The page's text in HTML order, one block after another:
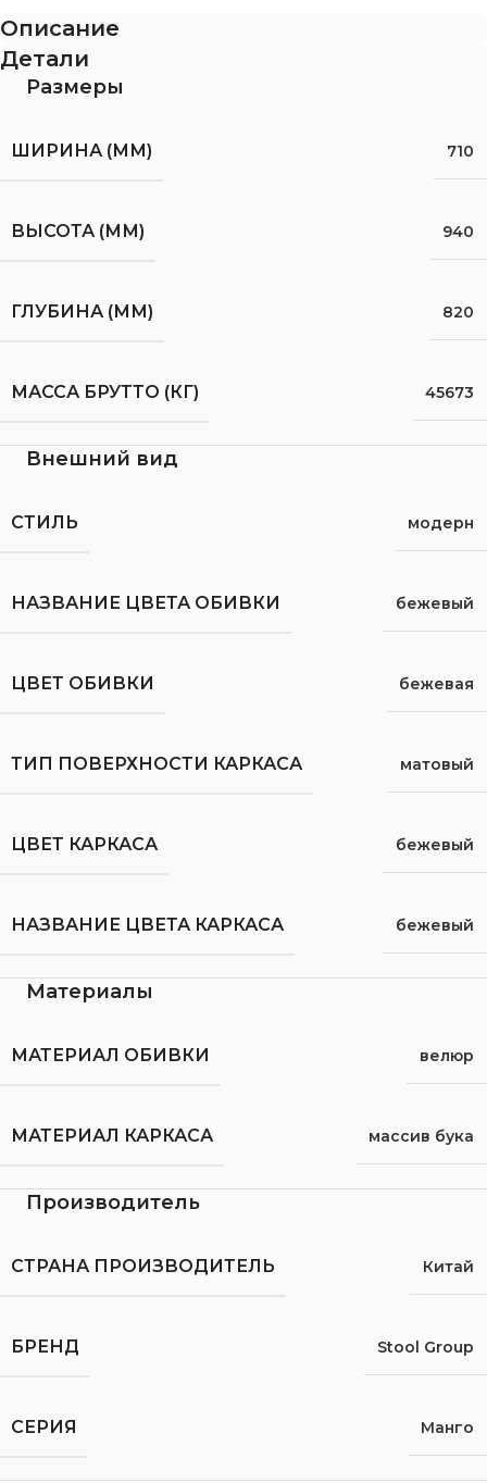
Описание
Детали
Размеры
ШИРИНА (ММ) 710
ВЫСОТА (ММ) 940
ГЛУБИНА (ММ) 820
МАССА БРУТТО (КГ) 45673
Внешний вид
СТИЛЬ модерн
НАЗВАНИЕ ЦВЕТА ОБИВКИ бежевый
ЦВЕТ ОБИВКИ бежевая
ТИП ПОВЕРХНОСТИ КАРКАСА матовый
ЦВЕТ КАРКАСА бежевый
НАЗВАНИЕ ЦВЕТА КАРКАСА бежевый
Материалы
МАТЕРИАЛ ОБИВКИ велюр
МАТЕРИАЛ КАРКАСА массив бука
Производитель
СТРАНА ПРОИЗВОДИТЕЛЬ Китай
БРЕНД Stool Group
СЕРИЯ Манго